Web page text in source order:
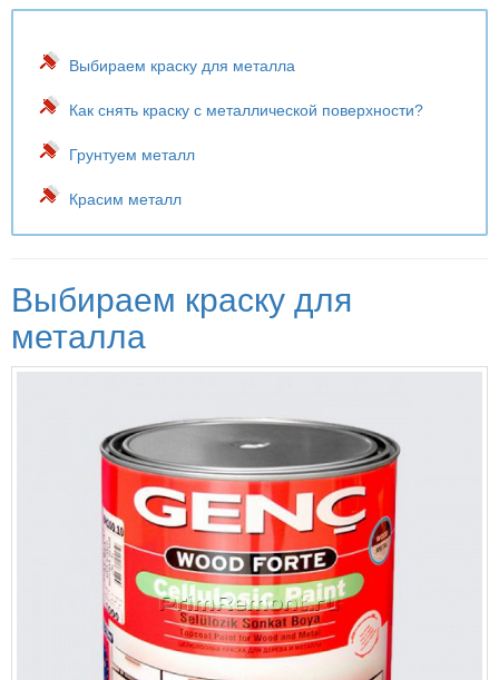
Выбираем краску для металла
Как снять краску с металлической поверхности?
Грунтуем металл
Красим металл
Выбираем краску для
металла